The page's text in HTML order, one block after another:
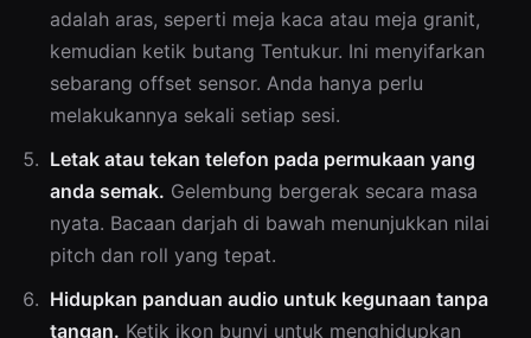
adalah aras, seperti meja kaca atau meja granit,
kemudian ketik butang Tentukur. Ini menyifarkan
sebarang offset sensor. Anda hanya perlu
melakukannya sekali setiap sesi.
Letak atau tekan telefon pada permukaan yang
anda semak. Gelembung bergerak secara masa
nyata. Bacaan darjah di bawah menunjukkan nilai
pitch dan roll yang tepat.
Hidupkan panduan audio untuk kegunaan tanpa
tangan. Ketik ikon bunyi untuk menghidupkan